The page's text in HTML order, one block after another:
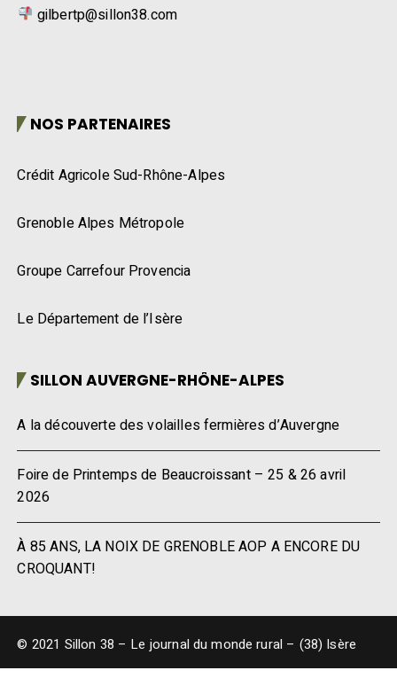
gilbertp@sillon38.com
NOS PARTENAIRES
Crédit Agricole Sud-Rhône-Alpes
Grenoble Alpes Métropole
Groupe Carrefour Provencia
Le Département de l’Isère
SILLON AUVERGNE-RHÔNE-ALPES
A la découverte des volailles fermières d’Auvergne
Foire de Printemps de Beaucroissant – 25 & 26 avril
2026
À 85 ANS, LA NOIX DE GRENOBLE AOP A ENCORE DU
CROQUANT!
© 2021 Sillon 38 – Le journal du monde rural – (38) Isère